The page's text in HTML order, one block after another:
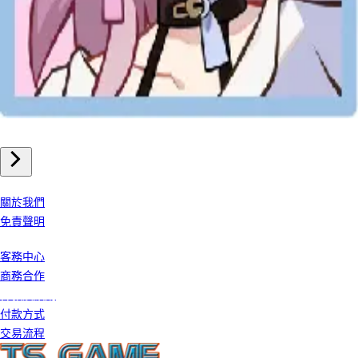
手機遊戲
崩壞星穹鐵道 儲值
關於我們
免責聲明
客務中心
商務合作
付款方式
交易流程